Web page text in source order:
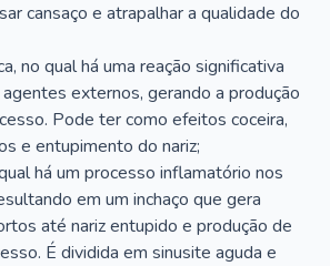
cansaço e atrapalhar a qualidade do
no qual há uma reação significativa
externos, gerando a produção
Pode ter como efeitos coceira,
e entupimento do nariz;
há um processo inflamatório nos
em um inchaço que gera
até nariz entupido e produção de
É dividida em sinusite aguda e